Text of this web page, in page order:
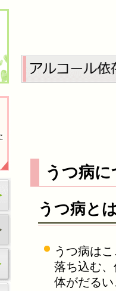
うつ病
うつ病と
うつ病は
落ち込む
体がだる